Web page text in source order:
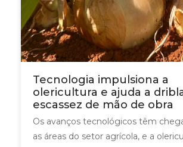
Tecnologia impulsiona a
olericultura e ajuda a
escassez de mão de obra
Os avanços tecnológicos têm
as áreas do setor agrícola, e a